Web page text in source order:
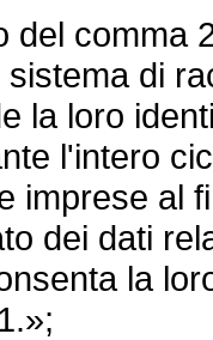
comma
di
la loro
l'intero
imprese al
dei dati
la